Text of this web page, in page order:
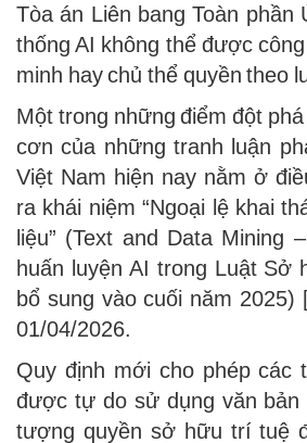
Tòa án Liên bang Toàn phần
thống AI không thể được
minh hay chủ thể quyền theo
Một trong những điểm đột
cơn của những tranh luận
Việt Nam hiện nay nằm ở
ra khái niệm “Ngoại lệ khai
liệu” (Text and Data Mining
huấn luyện AI trong Luật
bổ sung vào cuối năm
01/04/2026.
Quy định mới cho phép các
được tự do sử dụng văn bản
tượng quyền sở hữu trí tuệ